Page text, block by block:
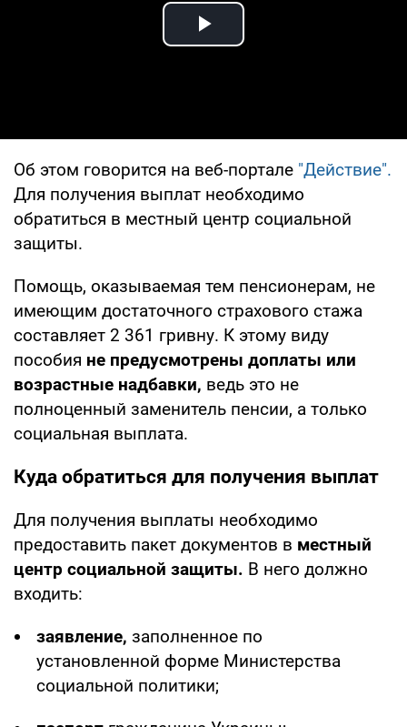
Play Video
Об этом говорится на веб-портале "Действие".
Для получения выплат необходимо
обратиться в местный центр социальной
защиты.
Помощь, оказываемая тем пенсионерам, не
имеющим достаточного страхового стажа
составляет 2 361 гривну. К этому виду
пособия не предусмотрены доплаты или
возрастные надбавки, ведь это не
полноценный заменитель пенсии, а только
социальная выплата.
Куда обратиться для получения выплат
Для получения выплаты необходимо
предоставить пакет документов в местный
центр социальной защиты. В него должно
входить:
заявление, заполненное по
установленной форме Министерства
социальной политики;